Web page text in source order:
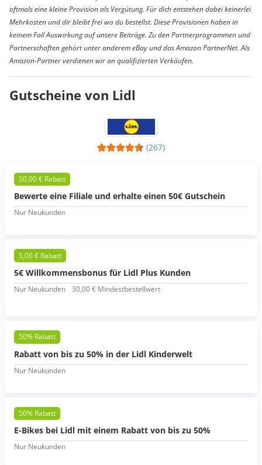
oftmals eine kleine Provision als Vergütung. Für dich entstehen dabei keinerlei
Mehrkosten und dir bleibt frei wo du bestellst. Diese Provisionen haben in
keinem Fall Auswirkung auf unsere Beiträge. Zu den Partnerprogrammen und
Partnerschaften gehört unter anderem eBay und das Amazon PartnerNet. Als
Amazon-Partner verdienen wir an qualifizierten Verkäufen.
Gutscheine von Lidl
(267)
50,00 € Rabatt
Bewerte eine Filiale und erhalte einen 50€ Gutschein
Nur Neukunden
5,00 € Rabatt
5€ Willkommensbonus für Lidl Plus Kunden
Nur Neukunden 30,00 € Mindestbestellwert
50% Rabatt
Rabatt von bis zu 50% in der Lidl Kinderwelt
Nur Neukunden
50% Rabatt
E-Bikes bei Lidl mit einem Rabatt von bis zu 50%
Nur Neukunden